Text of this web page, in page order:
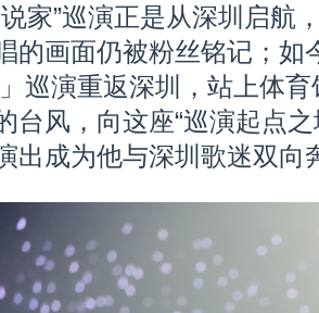
家”巡演正是从深圳启航
的画面仍被粉丝铭记；如
巡演重返深圳，站上体
台风，向这座“巡演起点
出成为他与深圳歌迷双向